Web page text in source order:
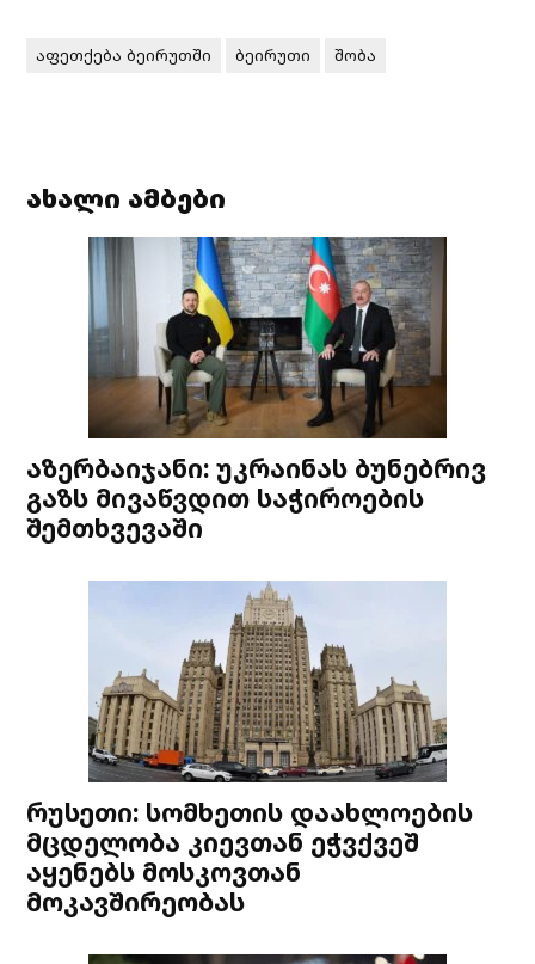
აფეთქება ბეირუთში ბეირუთი შობა
ახალი ამბები
აზერბაიჯანი: უკრაინას ბუნებრივ
გაზს მივაწვდით საჭიროების
შემთხვევაში
რუსეთი: სომხეთის დაახლოების
მცდელობა კიევთან ეჭვქვეშ
აყენებს მოსკოვთან
მოკავშირეობას